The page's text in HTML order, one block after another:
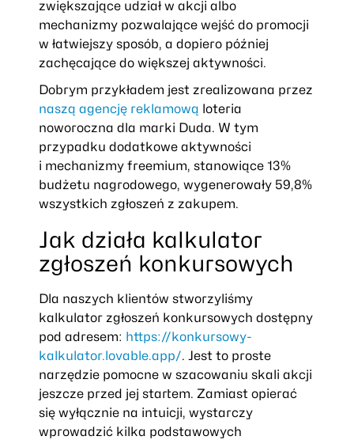
zwiększające udział w akcji albo
mechanizmy pozwalające wejść do promocji
w łatwiejszy sposób, a dopiero później
zachęcające do większej aktywności.
Dobrym przykładem jest zrealizowana przez
naszą agencję reklamową loteria
noworoczna dla marki Duda. W tym
przypadku dodatkowe aktywności
i mechanizmy freemium, stanowiące 13%
budżetu nagrodowego, wygenerowały 59,8%
wszystkich zgłoszeń z zakupem.
Jak działa kalkulator
zgłoszeń konkursowych
Dla naszych klientów stworzyliśmy
kalkulator zgłoszeń konkursowych dostępny
pod adresem: https://konkursowy-
kalkulator.lovable.app/. Jest to proste
narzędzie pomocne w szacowaniu skali akcji
jeszcze przed jej startem. Zamiast opierać
się wyłącznie na intuicji, wystarczy
wprowadzić kilka podstawowych